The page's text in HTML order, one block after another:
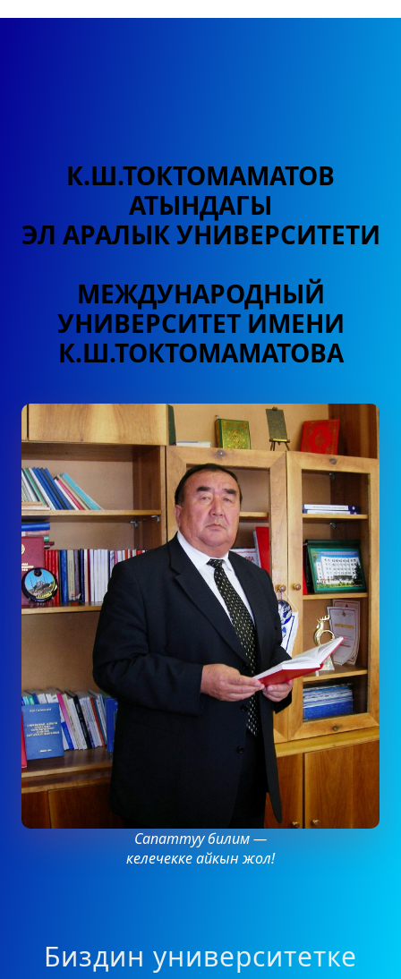
К.Ш.ТОКТОМАМАТОВ
АТЫНДАГЫ
ЭЛ АРАЛЫК УНИВЕРСИТЕТИ
МЕЖДУНАРОДНЫЙ
УНИВЕРСИТЕТ ИМЕНИ
К.Ш.ТОКТОМАМАТОВА
Сапаттуу билим —
келечекке айкын жол!
Биздин университетке